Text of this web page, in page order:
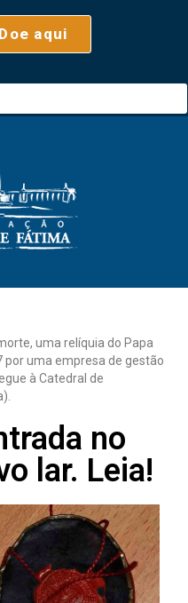
Doe aqui
uma relíquia do Papa
por uma empresa de gestão
à Catedral de
no
lar. Leia!